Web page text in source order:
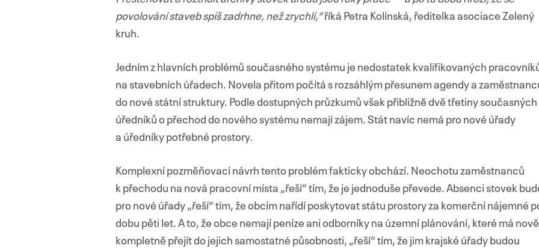
povolování staveb spíš zadrhne, než zrychlí,“říká Petra Kolínská, ředitelka asociace Zelený
kruh.
Jedním z hlavních problémů současného systému je nedostatek kvalifikovaných
na stavebních úřadech. Novela přitom počítá s rozsáhlým přesunem agendy a
do nové státní struktury. Podle dostupných průzkumů však přibližně dvě třetiny současných
úředníků o přechod do nového systému nemají zájem. Stát navíc nemá pro nové úřady
a úředníky potřebné prostory.
Komplexní pozměňovací návrh tento problém fakticky obchází. Neochotu zaměstnanců
k přechodu na nová pracovní místa „řeší“ tím, že je jednoduše převede. Absenci stovek
pro nové úřady „řeší“ tím, že obcím nařídí poskytovat státu prostory za komerční nájemné
dobu pěti let. A to, že obce nemají peníze ani odborníky na územní plánování, které má nově
kompletně přejít do jejich samostatné působnosti, „řeší“ tím, že jim krajské úřady budou